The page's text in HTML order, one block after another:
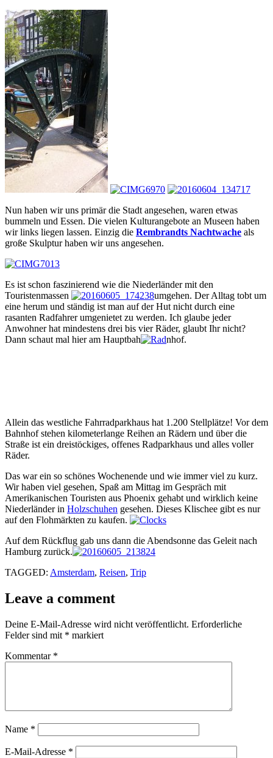
Nun haben wir uns primär die Stadt angesehen, waren etwas
bummeln und Essen. Die vielen Kulturangebote an Museen haben
wir links liegen lassen. Einzig die Rembrandts Nachtwache als
große Skulptur haben wir uns angesehen.
Es ist schon faszinierend wie die Niederländer mit den
Touristenmassen
umgehen. Der Alltag tobt um
eine herum und ständig ist man auf der Hut nicht durch eine
rasanten Radfahrer umgenietet zu werden. Ich glaube jeder
Anwohner hat mindestens drei bis vier Räder, glaubt Ihr nicht?
Dann schaut mal hier am Hauptbah
nhof.
Allein das westliche Fahrradparkhaus hat 1.200 Stellplätze! Vor dem
Bahnhof stehen kilometerlange Reihen an Rädern und über die
Straße ist ein dreistöckiges, offenes Radparkhaus und alles voller
Räder.
Das war ein so schönes Wochenende und wie immer viel zu kurz.
Wir haben viel gesehen, Spaß am Mittag im Gespräch mit
Amerikanischen Touristen aus Phoenix gehabt und wirklich keine
Niederländer in Holzschuhen gesehen. Dieses Klischee gibt es nur
auf den Flohmärkten zu kaufen.
Auf dem Rückflug gab uns dann die Abendsonne das Geleit nach
Hamburg zurück.
TAGGED: Amsterdam, Reisen, Trip
Leave a comment
Deine E-Mail-Adresse wird nicht veröffentlicht. Erforderliche
Felder sind mit * markiert
Kommentar *
Name *
E-Mail-Adresse *